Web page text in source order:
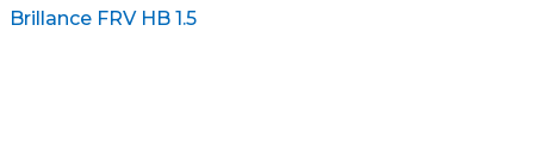
Brillance FRV HB 1.5